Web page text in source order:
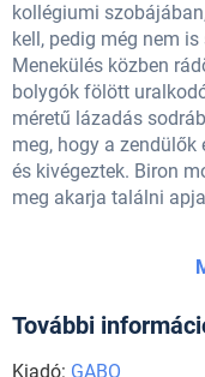
kollégiumi
kell, pedig még nem
Menekülés közben
bolygók fölött
méretű lázadás
meg, hogy a
és kivégeztek. Biron
meg akarja találni
További
Kiadó: GABO